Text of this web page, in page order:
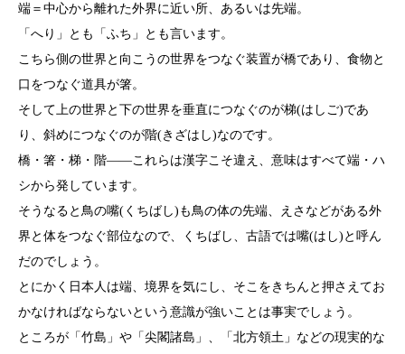
端＝中心から離れた外界に近い所、あるいは先端。
「へり」とも「ふち」とも言います。
こちら側の世界と向こうの世界をつなぐ装置が橋であり、食物と
口をつなぐ道具が箸。
そして上の世界と下の世界を垂直につなぐのが梯(はしご)であ
り、斜めにつなぐのが階(きざはし)なのです。
橋・箸・梯・階――これらは漢字こそ違え、意味はすべて端・ハ
シから発しています。
そうなると鳥の嘴(くちばし)も鳥の体の先端、えさなどがある外
界と体をつなぐ部位なので、くちばし、古語では嘴(はし)と呼ん
だのでしょう。
とにかく日本人は端、境界を気にし、そこをきちんと押さえてお
かなければならないという意識が強いことは事実でしょう。
ところが「竹島」や「尖閣諸島」、「北方領土」などの現実的な